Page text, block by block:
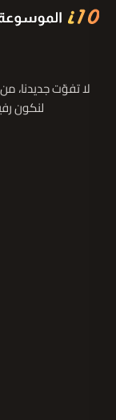
لا تفوّت جديدنا،
لنكون